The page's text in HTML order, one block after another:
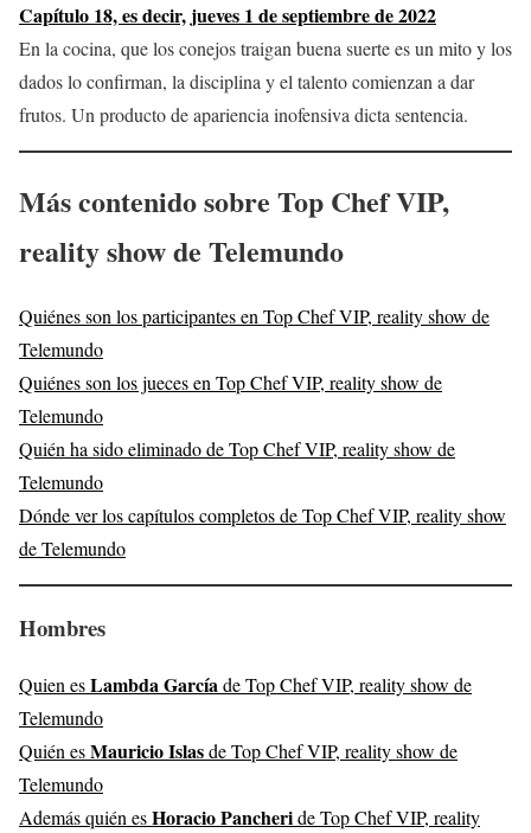
Capítulo 18, es decir, jueves 1 de septiembre de 2022
En la cocina, que los conejos traigan buena suerte es un mito y los
dados lo confirman, la disciplina y el talento comienzan a dar
frutos. Un producto de apariencia inofensiva dicta sentencia.
Más contenido sobre Top Chef VIP,
reality show de Telemundo
Quiénes son los participantes en Top Chef VIP, reality show de
Telemundo
Quiénes son los jueces en Top Chef VIP, reality show de
Telemundo
Quién ha sido eliminado de Top Chef VIP, reality show de
Telemundo
Dónde ver los capítulos completos de Top Chef VIP, reality show
de Telemundo
Hombres
Quien esLambda Garcíade Top Chef VIP, reality show de
Telemundo
Quién esMauricio Islasde Top Chef VIP, reality show de
Telemundo
Además quién esHoracio Pancheride Top Chef VIP, reality